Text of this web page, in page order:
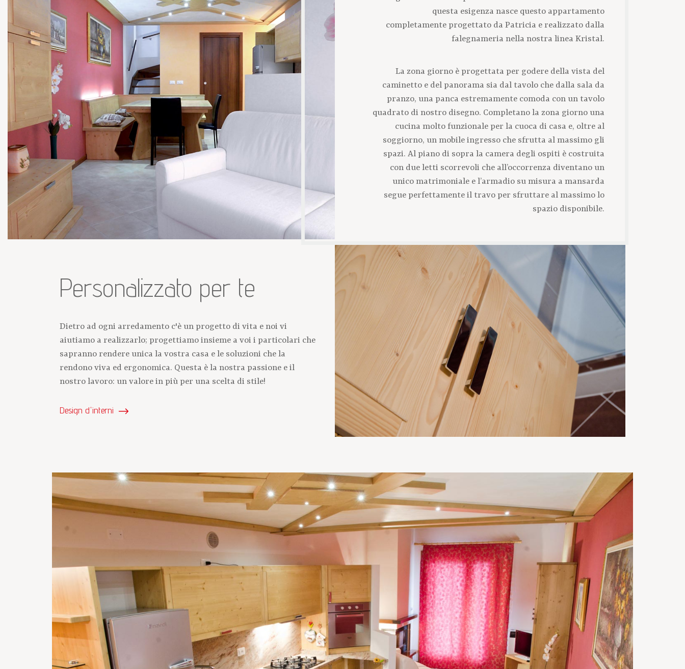
questa esigenza nasce questo appartamento
completamente progettato da Patricia e realizzato dalla
falegnameria nella nostra linea Kristal.
La zona giorno è progettata per godere della vista del
caminetto e del panorama sia dal tavolo che dalla sala da
pranzo, una panca estremamente comoda con un tavolo
quadrato di nostro disegno. Completano la zona giorno una
cucina molto funzionale per la cuoca di casa e, oltre al
soggiorno, un mobile ingresso che sfrutta al massimo gli
spazi. Al piano di sopra la camera degli ospiti è costruita
con due letti scorrevoli che all’occorrenza diventano un
unico matrimoniale e l’armadio su misura a mansarda
segue perfettamente il travo per sfruttare al massimo lo
spazio disponibile.
Personalizzato per te
Dietro ad ogni arredamento c'è un progetto di vita e noi vi
aiutiamo a realizzarlo; progettiamo insieme a voi i particolari che
sapranno rendere unica la vostra casa e le soluzioni che la
rendono viva ed ergonomica. Questa è la nostra passione e il
nostro lavoro: un valore in più per una scelta di stile!
Design d'interni